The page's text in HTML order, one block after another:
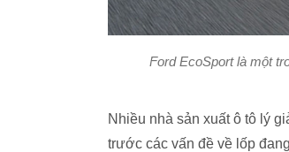
Ford EcoSport là một
Nhiều nhà sản xuất ô tô lý
trước các vấn đề về lốp